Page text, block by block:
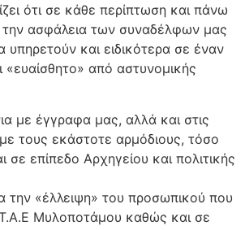
ότι σε κάθε περίπτωση και πάνω
ασφάλεια των συναδέλφων μας
υπηρετούν και ειδικότερα σε έναν
από αστυνομικής
με έγγραφα μας, αλλά και στις
τους εκάστοτε αρμόδιους, τόσο
σε επίπεδο Αρχηγείου και πολιτικής
την «έλλειψη» του προσωπικού που
Τ.Α.Ε Μυλοποτάμου καθώς και σε